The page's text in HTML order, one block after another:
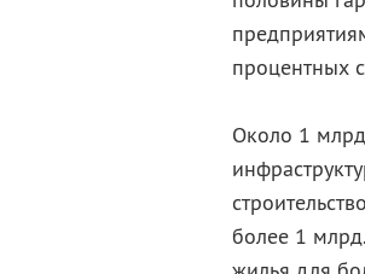
процентных
Около 1
более 1